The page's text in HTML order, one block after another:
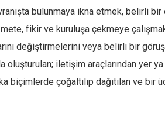
bulunmaya ikna etmek, belirli bir
fikir ve kuruluşa çekmeye
değiştirmelerini veya belirli bir
oluşturulan; iletişim araçlarından yer ya
çoğaltılıp dağıtılan ve bir